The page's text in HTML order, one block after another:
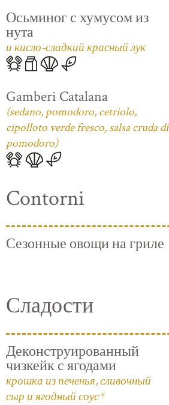
Осьминог с хумусом из
нута
и кисло-сладкий красный лук
Gamberi Catalana
(sedano, pomodoro, cetriolo,
cipolloto verde fresco, salsa cruda di
pomodoro)
Contorni
Сезонные овощи на гриле
Сладости
Деконструированный
чизкейк с ягодами
крошка из печенья, сливочный
сыр и ягодный соус*